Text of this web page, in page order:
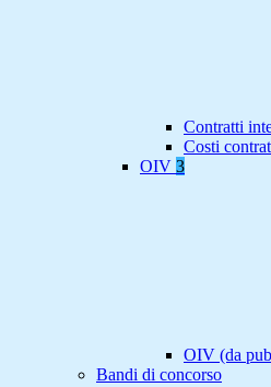
Contratti
Costi
OIV 3
OIV (da
Bandi di concorso